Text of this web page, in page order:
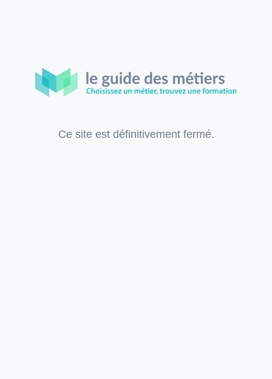
Ce site est définitivement fermé.